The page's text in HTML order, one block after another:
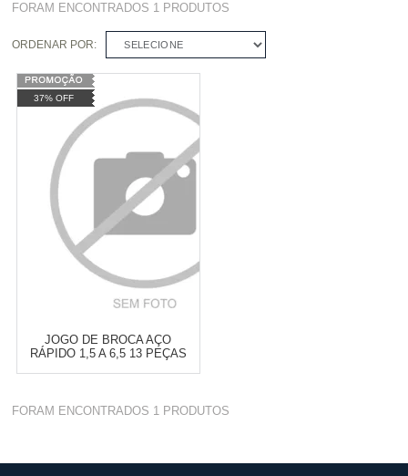
FORAM ENCONTRADOS 1 PRODUTOS
ORDENAR POR: SELECIONE
37% OFF
JOGO DE BROCA AÇO
RÁPIDO 1,5 A 6,5 13 PEÇAS
Varejo: R$ 4.050,70
10 x de R$ 255,09
FORAM ENCONTRADOS 1 PRODUTOS